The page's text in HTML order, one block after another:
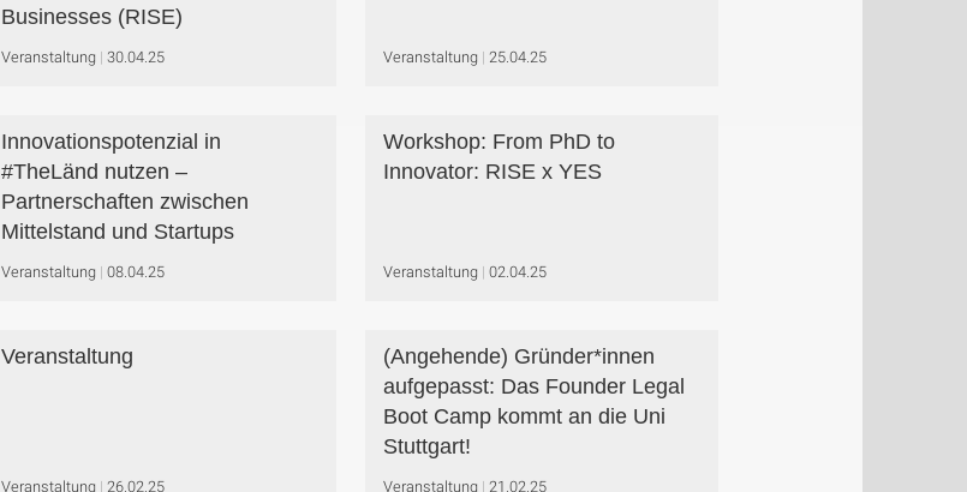
Businesses (RISE)
Veranstaltung 30.04.25 Veranstaltung 25.04.25
Innovationspotenzial in
#TheLänd nutzen –
Partnerschaften zwischen
Mittelstand und Startups
Veranstaltung 08.04.25
Workshop: From PhD to
Innovator: RISE x YES
Veranstaltung 02.04.25
Veranstaltung
Veranstaltung 26.02.25
(Angehende) Gründer*innen
aufgepasst: Das Founder Legal
Boot Camp kommt an die Uni
Stuttgart!
Veranstaltung 21.02.25